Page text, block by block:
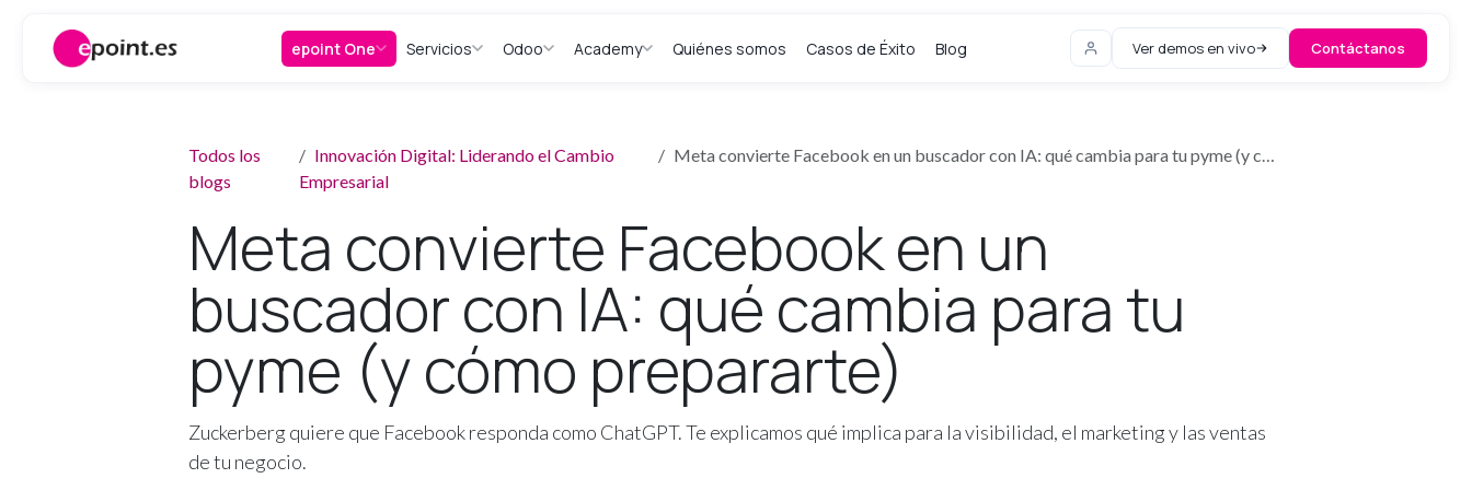
epoint One Servicios Odoo Academy Quiénes somos Casos de Éxito Blog Ver demos en vivo Contáctanos
Todos los
blogs
Innovación Digital: Liderando el Cambio
Empresarial
Meta convierte Facebook en un buscador con IA: qué cambia para tu pyme (y cómo prepararte)
Meta convierte Facebook en un
buscador con IA: qué cambia para tu
pyme (y cómo prepararte)
Zuckerberg quiere que Facebook responda como ChatGPT. Te explicamos qué implica para la visibilidad, el marketing y las ventas
de tu negocio.